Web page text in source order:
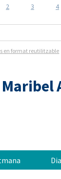
2 3 4
en format reutilitzable
Dia